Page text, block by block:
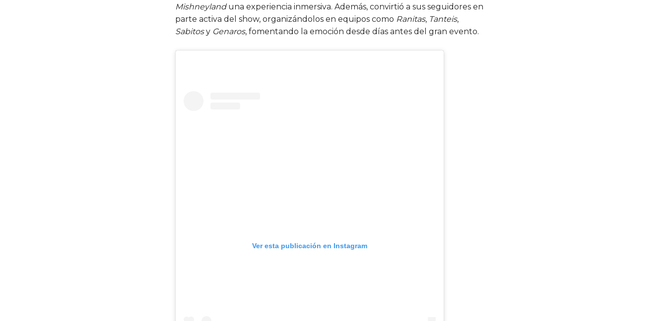
Mishneylanduna experiencia inmersiva. Además, convirtió a sus seguidores en
parte activa del show, organizándolos en equipos como Ranitas, Tanteis,
Sabitosy Genaros, fomentando la emoción desde días antes del gran evento.
Ver esta publicación en Instagram